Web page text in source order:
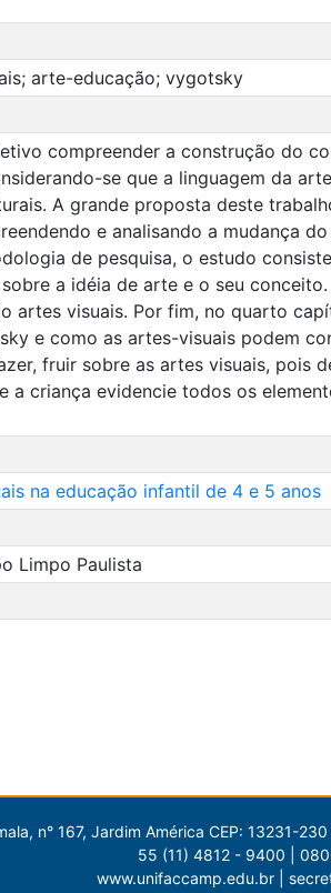
arte-educação; vygotsky
compreender a construção do
se que a linguagem da
A grande proposta deste
e analisando a mudança
de pesquisa, o estudo
a idéia de arte e o seu
artes visuais. Por fim, no quarto
e como as artes-visuais podem
fruir sobre as artes visuais, pois
a criança evidencie todos os
na educação infantil de 4 e 5 anos
Limpo Paulista
n° 167, Jardim América CEP: 13231-
55 (11) 4812 - 9400 |
www.unifaccamp.edu.br |